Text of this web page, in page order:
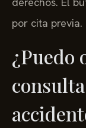
por cita previa.
¿Puedo